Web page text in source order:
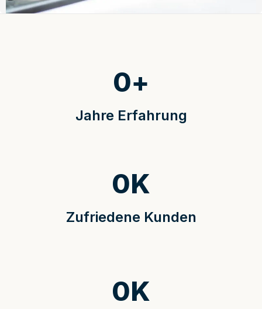
Jahre Erfahrung
0+
Zufriedene Kunden
0K
0K